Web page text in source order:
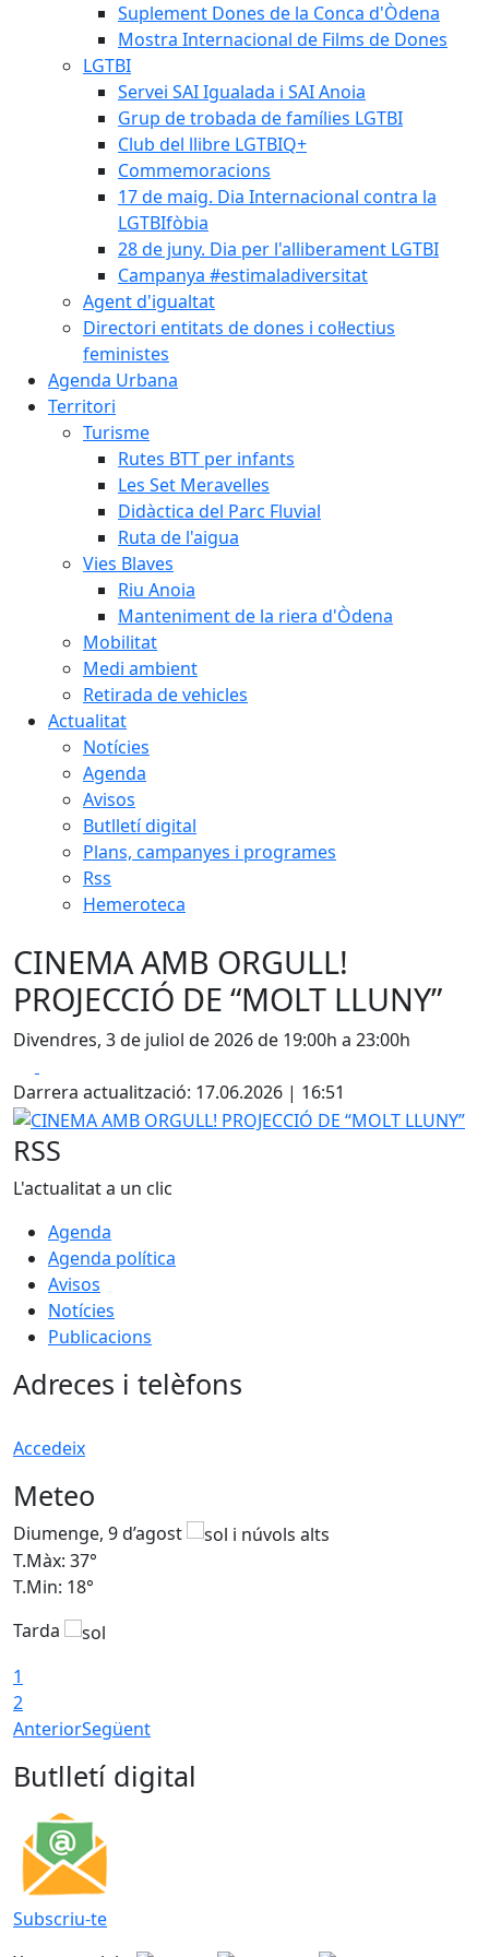
Suplement Dones de la Conca d'Òdena
Mostra Internacional de Films de Dones
LGTBI
Servei SAI Igualada i SAI Anoia
Grup de trobada de famílies LGTBI
Club del llibre LGTBIQ+
Commemoracions
17 de maig. Dia Internacional contra la
LGTBIfòbia
28 de juny. Dia per l'alliberament LGTBI
Campanya #estimaladiversitat
Agent d'igualtat
Directori entitats de dones i col·lectius
feministes
Agenda Urbana
Territori
Turisme
Rutes BTT per infants
Les Set Meravelles
Didàctica del Parc Fluvial
Ruta de l'aigua
Vies Blaves
Riu Anoia
Manteniment de la riera d'Òdena
Mobilitat
Medi ambient
Retirada de vehicles
Actualitat
Notícies
Agenda
Avisos
Butlletí digital
Plans, campanyes i programes
Rss
Hemeroteca
CINEMA AMB ORGULL!
PROJECCIÓ DE “MOLT LLUNY”
Divendres, 3 de juliol de 2026 de 19:00h a 23:00h
Darrera actualització: 17.06.2026 | 16:51
CINEMA AMB ORGULL! PROJECCIÓ DE “MOLT LLUNY”
RSS
L'actualitat a un clic
Agenda
Agenda política
Avisos
Notícies
Publicacions
Adreces i telèfons
Accedeix
Meteo
Diumenge, 9 d’agost
T.Màx: 37°
T.Min: 18°
Tarda
1
2
AnteriorSegüent
Butlletí digital
Subscriu-te